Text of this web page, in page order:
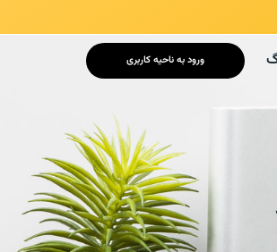
ورود به ناحیه کاربری